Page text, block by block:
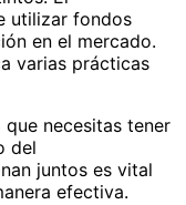
utilizar fondos
en el mercado.
varias prácticas
necesitas tener
del
juntos es vital
efectiva.